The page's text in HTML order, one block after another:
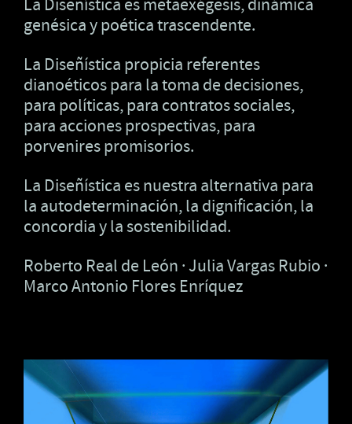
La Diseñística es metaexégesis, dinámica
genésica y poética trascendente.
La Diseñística propicia referentes
dianoéticos para la toma de decisiones,
para políticas, para contratos sociales,
para acciones prospectivas, para
porvenires promisorios.
La Diseñística es nuestra alternativa para
la autodeterminación, la dignificación, la
concordia y la sostenibilidad.
Roberto Real de León · Julia Vargas Rubio ·
Marco Antonio Flores Enríquez